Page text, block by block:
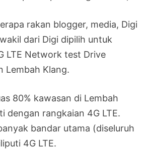
rakan blogger, media, Digi
dari Digi dipilih untuk
LTE Network test Drive
Lembah Klang.
80% kawasan di Lembah
dengan rangkaian 4G LTE.
bandar utama (diseluruh
4G LTE.